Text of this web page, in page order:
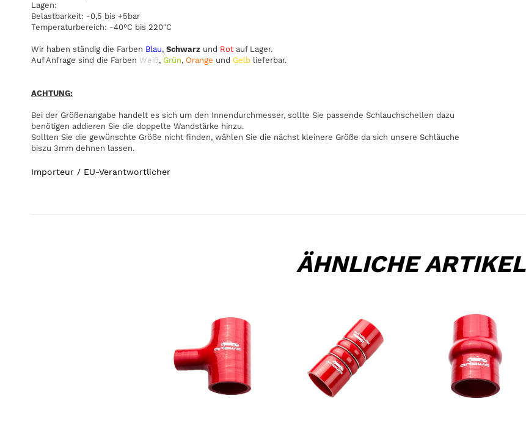
Lagen:
Belastbarkeit: -0,5 bis +5bar
Temperaturbereich: -40°C bis 220"C
Wir haben ständig die Farben Blau, Schwarz und Rot auf Lager.
Auf Anfrage sind die Farben Weiß, Grün, Orange und Gelb lieferbar.
ACHTUNG:
Bei der Größenangabe handelt es sich um den Innendurchmesser, sollte Sie passende Schlauchschellen dazu
benötigen addieren Sie die doppelte Wandstärke hinzu.
Sollten Sie die gewünschte Größe nicht finden, wählen Sie die nächst kleinere Größe da sich unsere Schläuche
biszu 3mm dehnen lassen.
Importeur / EU-Verantwortlicher
ÄHNLICHE ARTIKEL